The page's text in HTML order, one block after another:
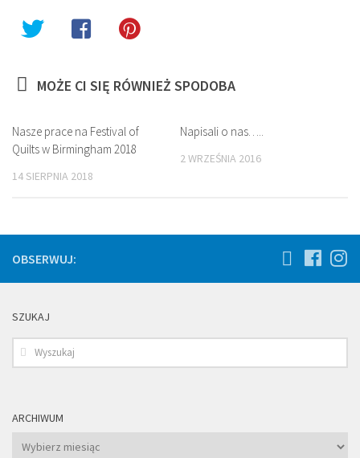
MOŻE CI SIĘ RÓWNIEŻ SPODOBA
Nasze prace na Festival of
Quilts w Birmingham 2018
14 SIERPNIA 2018
Napisali o nas…..
2 WRZEŚNIA 2016
OBSERWUJ:
SZUKAJ
ARCHIWUM
Archiwum